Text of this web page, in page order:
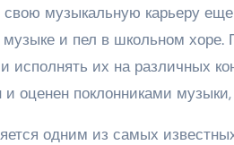
музыкальную карьеру
и пел в школьном хоре.
исполнять их на различных
оценен поклонниками
одним из самых